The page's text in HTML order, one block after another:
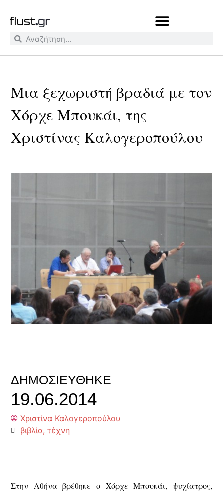
Μια ξεχωριστή βραδιά με τον
Χόρχε Μπουκάι, της
Χριστίνας Καλογεροπούλου
ΔΗΜΟΣΙΕΎΘΗΚΕ
19.06.2014
Χριστίνα Καλογεροπούλου
βιβλία,τέχνη
Στην Αθήνα βρέθηκε ο Χόρχε Μπουκάι, ψυχίατρος,